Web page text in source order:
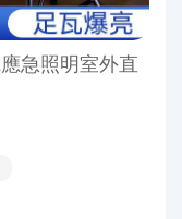
急照明室外直